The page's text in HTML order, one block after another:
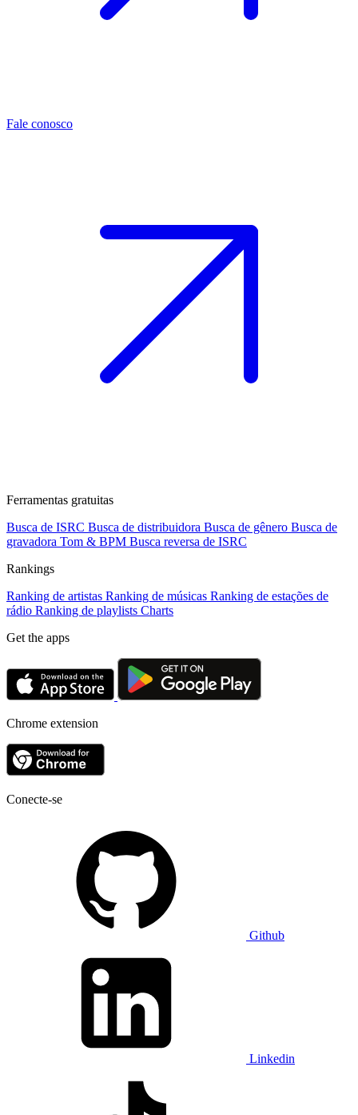
Fale conosco
Ferramentas gratuitas
Busca de ISRC Busca de distribuidora Busca de gênero Busca de
gravadora Tom & BPM Busca reversa de ISRC
Rankings
Ranking de artistas Ranking de músicas Ranking de estações de
rádio Ranking de playlists Charts
Get the apps
Chrome extension
Conecte-se
Github
Linkedin